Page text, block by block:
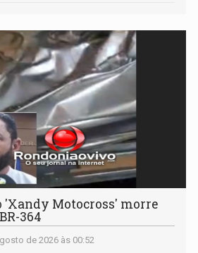
'Xandy Motocross' morre
364
de 2026 às 00:52